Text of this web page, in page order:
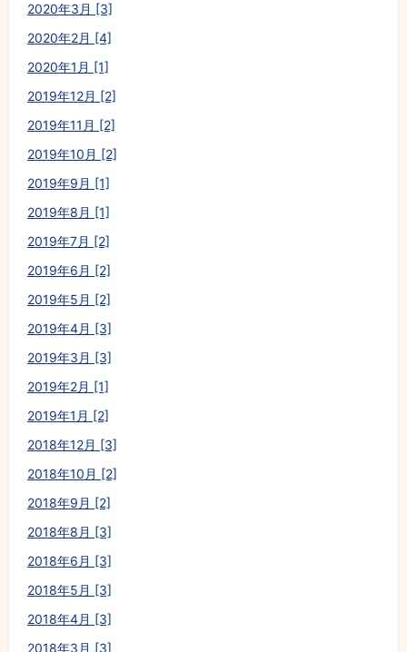
2020年3月 [3]
2020年2月 [4]
2020年1月 [1]
2019年12月 [2]
2019年11月 [2]
2019年10月 [2]
2019年9月 [1]
2019年8月 [1]
2019年7月 [2]
2019年6月 [2]
2019年5月 [2]
2019年4月 [3]
2019年3月 [3]
2019年2月 [1]
2019年1月 [2]
2018年12月 [3]
2018年10月 [2]
2018年9月 [2]
2018年8月 [3]
2018年6月 [3]
2018年5月 [3]
2018年4月 [3]
2018年3月 [3]